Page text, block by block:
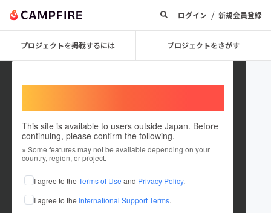
ログイン / 新規会員登録
プロジェクトを掲載するには プロジェクトをさがす
This site is available to users outside Japan. Before
continuing, please confirm the following.
※ Some features may not be available depending on your
country, region, or project.
I agree to the Terms of Use and Privacy Policy.
I agree to the International Support Terms.
teiseiki
これまでに2回支援して8件のプロジェクトを投稿しています
在住国：日本 現在地：大阪府